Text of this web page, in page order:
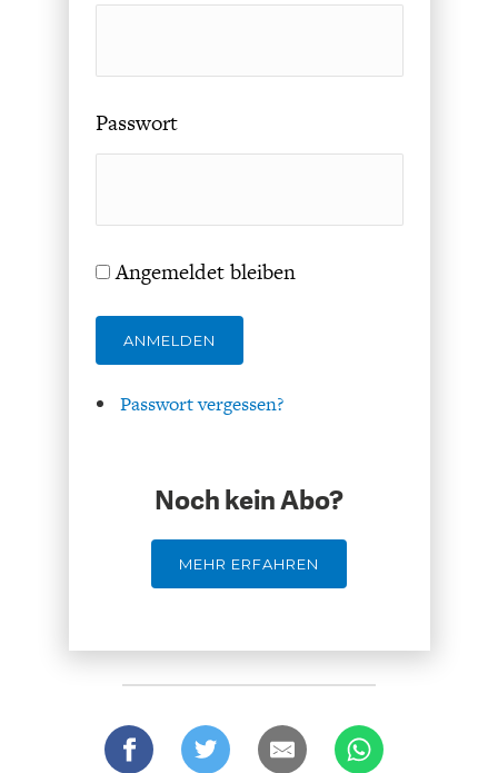
GLOBALISIERUNG
DEUTSCHLAND UND DIE
DIGITALISIERUNG
MAKROTHEK
Passwort
Angemeldet bleiben
ANMELDEN
Passwort vergessen?
Noch kein Abo?
MEHR ERFAHREN